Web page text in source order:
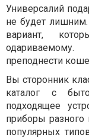
Универсалий
не будет
вариант,
преподнести
Вы сторонник
каталог с
подходящее
приборы разного
популярных